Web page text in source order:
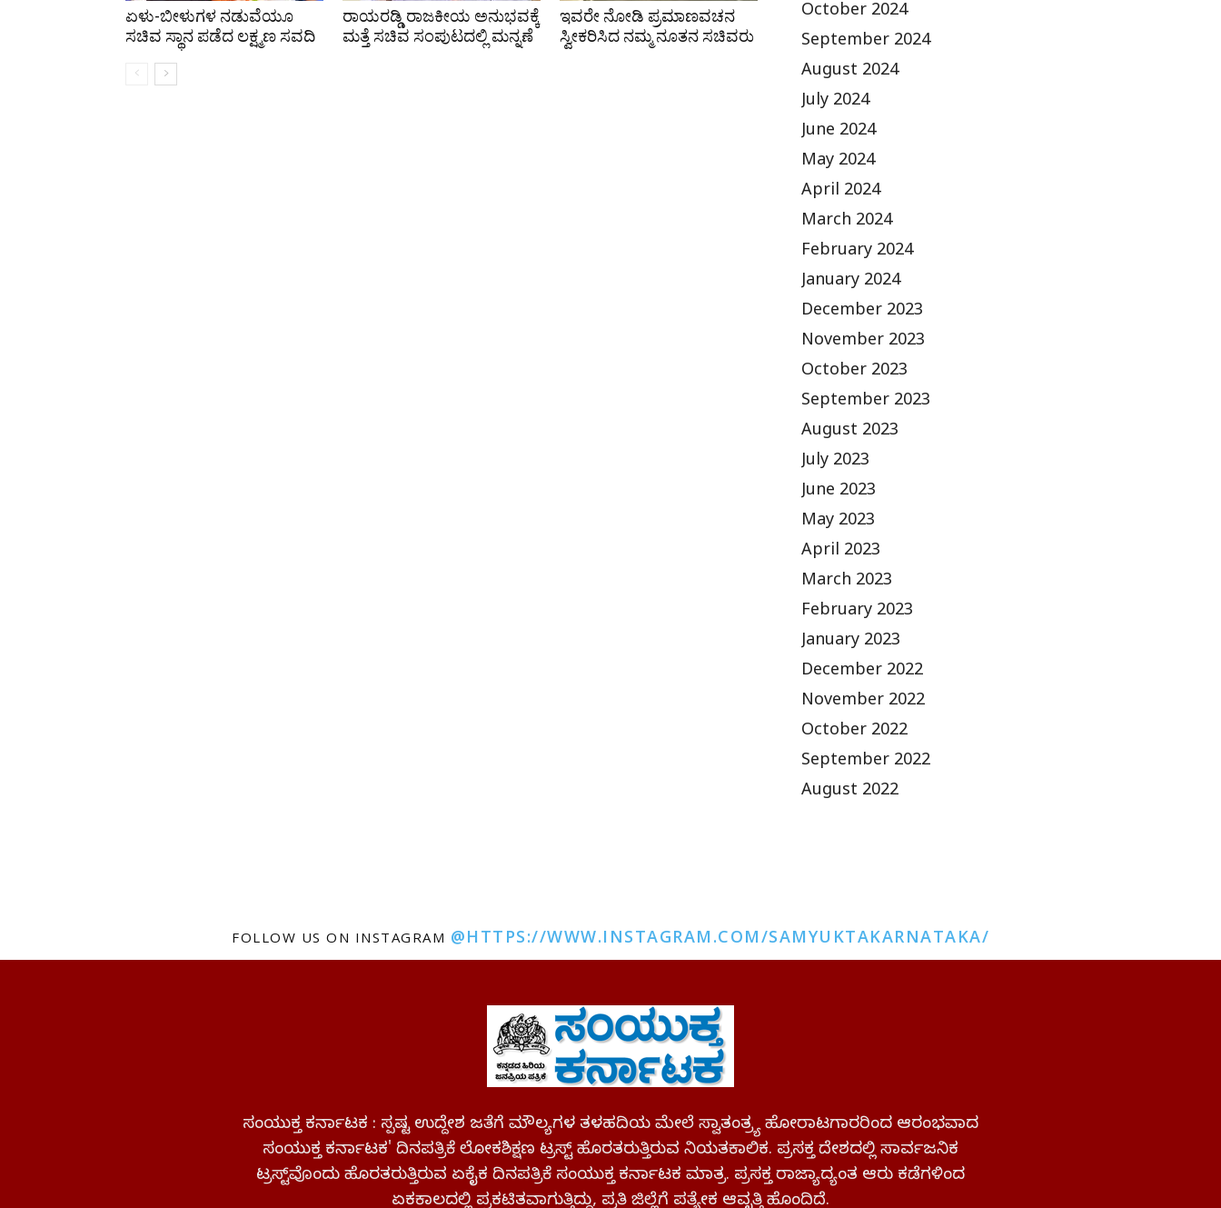
ಏಳು-ಬೀಳುಗಳ ನಡುವೆಯೂ
ಸಚಿವ ಸ್ಥಾನ ಪಡೆದ ಲಕ್ಷ್ಮಣ ಸವದಿ
ರಾಯರಡ್ಡಿ ರಾಜಕೀಯ ಅನುಭವಕ್ಕೆ
ಮತ್ತೆ ಸಚಿವ ಸಂಪುಟದಲ್ಲಿ ಮನ್ನಣೆ
ಇವರೇ ನೋಡಿ ಪ್ರಮಾಣವಚನ
ಸ್ವೀಕರಿಸಿದ ನಮ್ಮ ನೂತನ ಸಚಿವರು
October 2024
September 2024
August 2024
July 2024
June 2024
May 2024
April 2024
March 2024
February 2024
January 2024
December 2023
November 2023
October 2023
September 2023
August 2023
July 2023
June 2023
May 2023
April 2023
March 2023
February 2023
January 2023
December 2022
November 2022
October 2022
September 2022
August 2022
FOLLOW US ON INSTAGRAM @HTTPS://WWW.INSTAGRAM.COM/SAMYUKTAKARNATAKA/
ಸಂಯುಕ್ತ ಕರ್ನಾಟಕ : ಸ್ಪಷ್ಟ ಉದ್ದೇಶ ಜತೆಗೆ ಮೌಲ್ಯಗಳ ತಳಹದಿಯ ಮೇಲೆ ಸ್ವಾತಂತ್ರ್ಯ ಹೋರಾಟಗಾರರಿಂದ ಆರಂಭವಾದ
ಸಂಯುಕ್ತ ಕರ್ನಾಟಕ' ದಿನಪತ್ರಿಕೆ ಲೋಕಶಿಕ್ಷಣ ಟ್ರಸ್ಟ್ ಹೊರತರುತ್ತಿರುವ ನಿಯತಕಾಲಿಕ. ಪ್ರಸಕ್ತ ದೇಶದಲ್ಲಿ ಸಾರ್ವಜನಿಕ
ಟ್ರಸ್ಟ್‌ವೊಂದು ಹೊರತರುತ್ತಿರುವ ಏಕೈಕ ದಿನಪತ್ರಿಕೆ ಸಂಯುಕ್ತ ಕರ್ನಾಟಕ ಮಾತ್ರ. ಪ್ರಸಕ್ತ ರಾಜ್ಯಾದ್ಯಂತ ಆರು ಕಡೆಗಳಿಂದ
ಏಕಕಾಲದಲ್ಲಿ ಪ್ರಕಟಿತವಾಗುತ್ತಿದ್ದು, ಪ್ರತಿ ಜಿಲ್ಲೆಗೆ ಪತ್ಯೇಕ ಆವೃತ್ತಿ ಹೊಂದಿದೆ.